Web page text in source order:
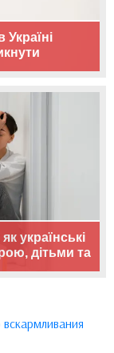
Україні
українські
дітьми та